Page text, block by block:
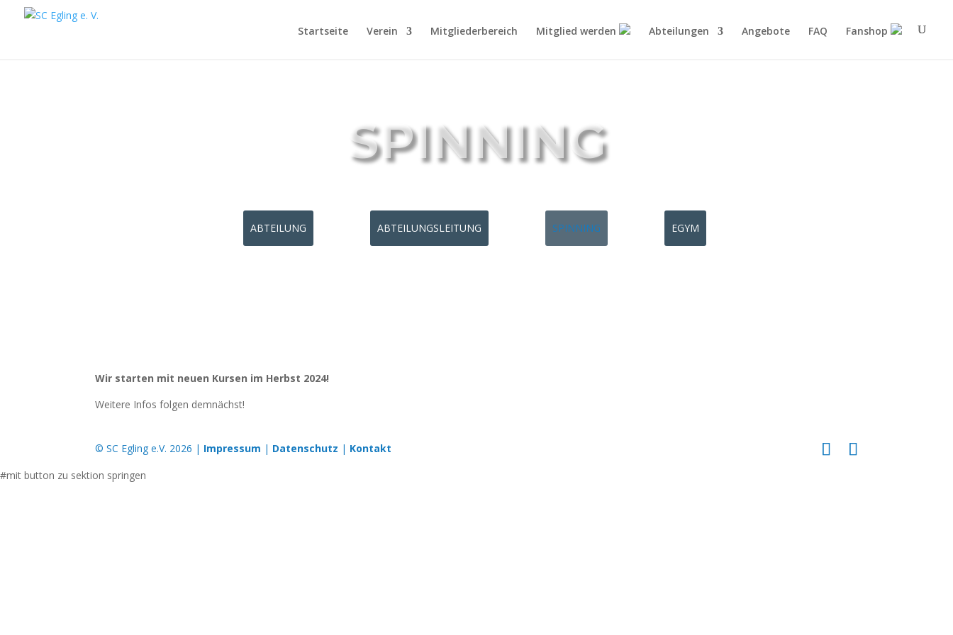
Startseite Verein Mitgliederbereich Mitglied werden Abteilungen Angebote FAQ Fanshop
SPINNING
ABTEILUNG ABTEILUNGSLEITUNG SPINNING EGYM
Wir starten mit neuen Kursen im Herbst 2024!
Weitere Infos folgen demnächst!
© SC Egling e.V. 2026 | Impressum | Datenschutz | Kontakt
#mit button zu sektion springen